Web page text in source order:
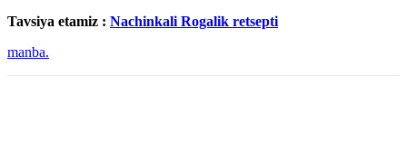
Tavsiya etamiz : Nachinkali Rogalik retsepti
manba.